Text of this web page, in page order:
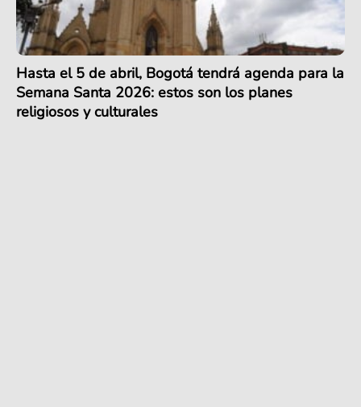
Hasta el 5 de abril, Bogotá tendrá agenda para la
Semana Santa 2026: estos son los planes
religiosos y culturales